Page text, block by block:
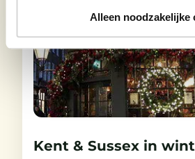
Alleen noodzakelijke
Kent & Sussex in